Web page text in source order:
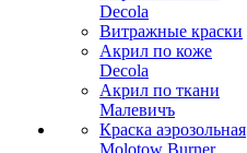
Decola
Витражные краски
Акрил по коже
Decola
Акрил по ткани
Малевичъ
Краска аэрозольная
Molotow Burner